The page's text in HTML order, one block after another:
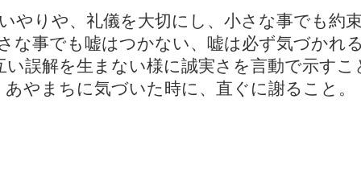
やりや、礼儀を大切にし、小さな事でも約
な事でも嘘はつかない、嘘は必ず気づかれ
い誤解を生まない様に誠実さを言動で示すこ
あやまちに気づいた時に、直ぐに謝ること。